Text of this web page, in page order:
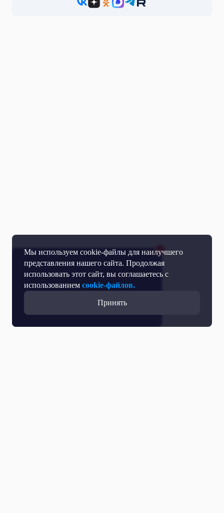
Мы используем cookie-файлы для наилучшего
представления нашего сайта. Продолжая
использовать этот сайт, вы соглашаетесь с
использованием cookie-файлов.
Принять